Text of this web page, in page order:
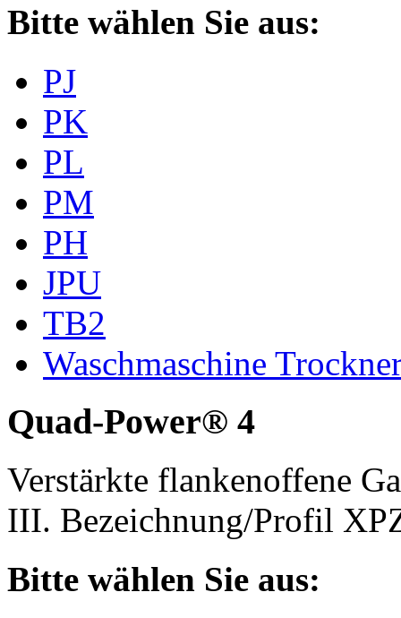
Bitte wählen Sie aus:
PJ
PK
PL
PM
PH
JPU
TB2
Waschmaschine
Quad-Power® 4
Verstärkte flankenoffene
III. Bezeichnung/Profil
Bitte wählen Sie aus: